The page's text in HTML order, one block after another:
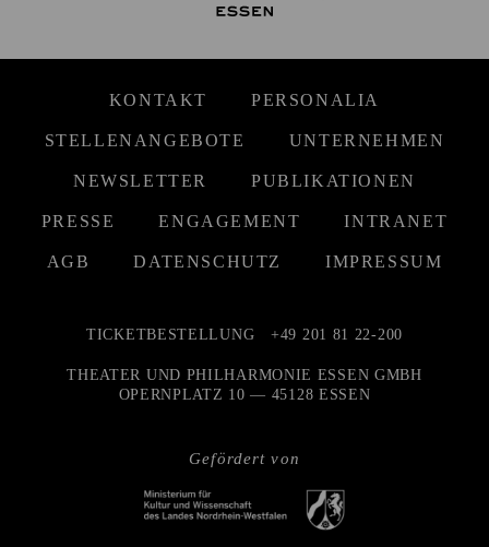
KONTAKT PERSONALIA
STELLENANGEBOTE UNTERNEHMEN
NEWSLETTER PUBLIKATIONEN
PRESSE ENGAGEMENT INTRANET
AGB DATENSCHUTZ IMPRESSUM
Gefördert von
TICKETBESTELLUNG +49 201 81 22-200
THEATER UND PHILHARMONIE ESSEN GMBH
OPERNPLATZ 10 — 45128 ESSEN